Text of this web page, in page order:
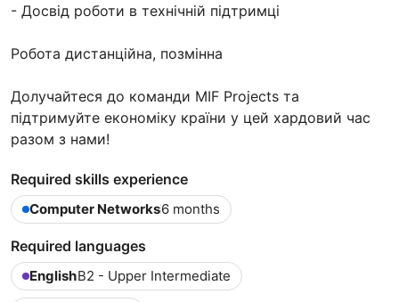
- Досвід роботи в технічній підтримці
Робота дистанційна, позмінна
Долучайтеся до команди MIF Projects та
підтримуйте економіку країни у цей хардовий час
разом з нами!
Required skills experience
Computer Networks6 months
Required languages
EnglishB2 - Upper Intermediate